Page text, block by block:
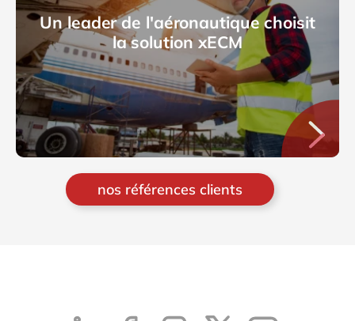
Un leader de l'aéronautique choisit
la solution xECM
nos références clients